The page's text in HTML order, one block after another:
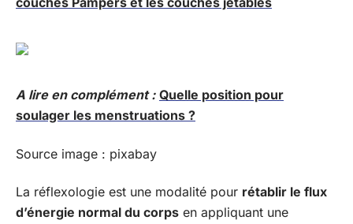
A lire en complément : Quelle position pour
soulager les menstruations ?
Source image : pixabay
La réflexologie est une modalité pour rétablir le flux
d’énergie normal du corps en appliquant une